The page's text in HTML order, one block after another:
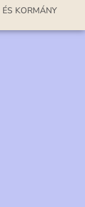
KORMÁNY